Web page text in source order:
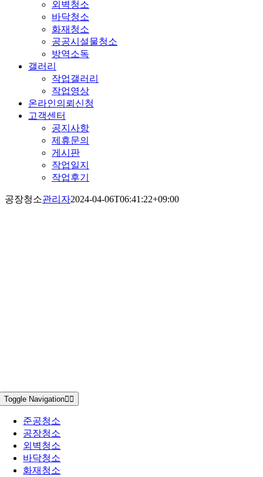
외벽청소
바닥청소
화재청소
공공시설물청소
방역소독
갤러리
작업갤러리
작업영상
온라인의뢰신청
고객센터
공지사항
제휴문의
게시판
작업일지
작업후기
공장청소관리자2024-04-06T06:41:22+09:00
Toggle Navigation
준공청소
공장청소
외벽청소
바닥청소
화재청소